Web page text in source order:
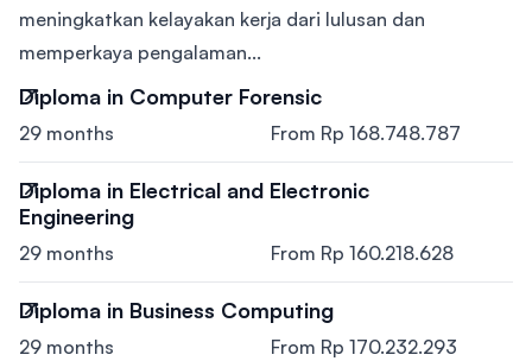
meningkatkan kelayakan kerja dari lulusan dan
memperkaya pengalaman...
Diploma in Computer Forensic
29 months From Rp 168.748.787
Diploma in Electrical and Electronic
Engineering
29 months From Rp 160.218.628
Diploma in Business Computing
29 months From Rp 170.232.293